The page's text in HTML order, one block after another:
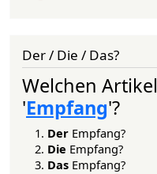
Der / Die / Das?
Welchen
'Empfang'?
Der Empfang?
Die Empfang?
Das Empfang?